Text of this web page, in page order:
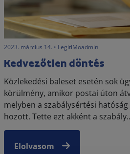
2023. március 14. • LegitiMoadmin
Kedvezőtlen döntés
Közlekedési baleset esetén sok
körülmény, amikor postai úton
melyben a szabálysértési
hozott. Tette ezt akként a
Elolvasom